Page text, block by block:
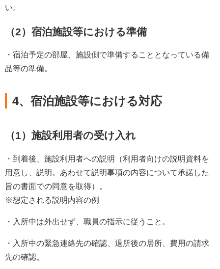
い。
（2）宿泊施設等における準備
・宿泊予定の部屋、施設側で準備することとなっている備
品等の準備。
4、宿泊施設等における対応
（1）施設利用者の受け入れ
・到着後、施設利用者への説明（利用者向けの説明資料を
用意し、説明。あわせて説明事項の内容について承諾した
旨の書面での同意を取得）。
※想定される説明内容の例
・入所中は外出せず、職員の指示に従うこと。
・入所中の緊急連絡先の確認、退所後の居所、費用の請求
先の確認。